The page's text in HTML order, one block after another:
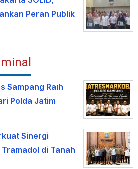
Peran Publik
Sampang Raih
Polda Jatim
Sinergi
di Tanah